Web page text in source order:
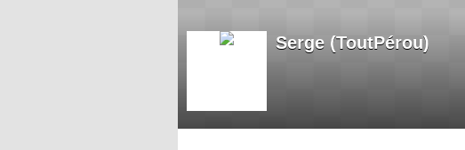
Serge (ToutPérou)